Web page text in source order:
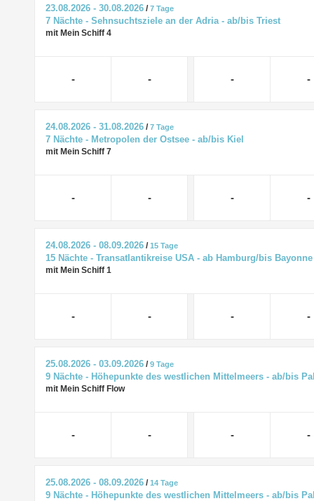
23.08.2026 - 30.08.2026 /7 Tage
7 Nächte - Sehnsuchtsziele an der Adria - ab/bis Triest
mit Mein Schiff 4
- - - -
24.08.2026 - 31.08.2026 /7 Tage
7 Nächte - Metropolen der Ostsee - ab/bis Kiel
mit Mein Schiff 7
- - - -
24.08.2026 - 08.09.2026 /15 Tage
15 Nächte - Transatlantikreise USA - ab Hamburg/bis Bayonne
mit Mein Schiff 1
- - - -
25.08.2026 - 03.09.2026 /9 Tage
9 Nächte - Höhepunkte des westlichen Mittelmeers - ab/bis
mit Mein Schiff Flow
- - - -
25.08.2026 - 08.09.2026 /14 Tage
9 Nächte - Höhepunkte des westlichen Mittelmeers - ab/bis